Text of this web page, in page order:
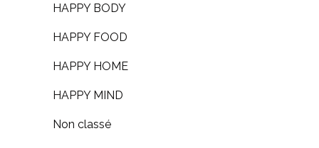
HAPPY BODY
HAPPY FOOD
HAPPY HOME
HAPPY MIND
Non classé